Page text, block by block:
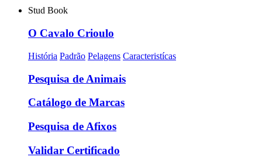
Stud Book
O Cavalo Crioulo
História Padrão Pelagens Caracteristícas
Pesquisa de Animais
Catálogo de Marcas
Pesquisa de Afixos
Validar Certificado